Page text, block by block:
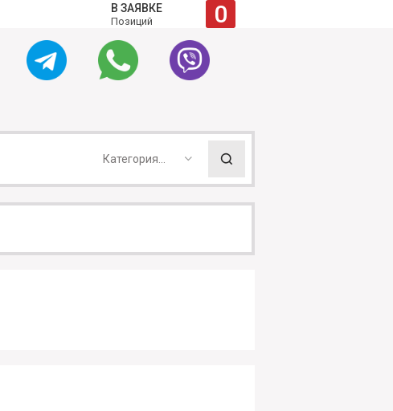
В ЗАЯВКЕ
Позиций 0
Категория...